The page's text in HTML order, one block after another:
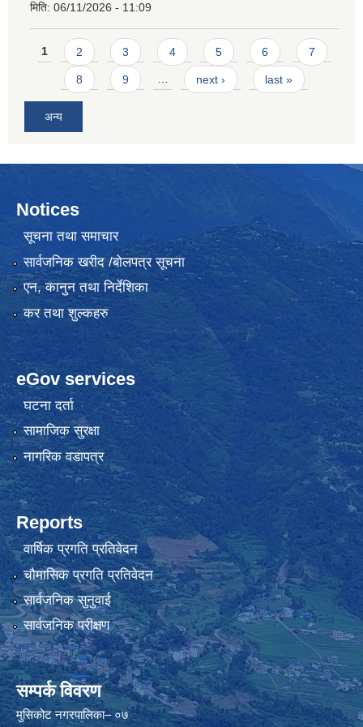
मिति: 06/11/2026 - 11:09
Pages
1 2 3 4 5 6 7
8 9 … next › last »
अन्य
Notices
सूचना तथा समाचार
सार्वजनिक खरीद /बोलपत्र सूचना
एन, कानुन तथा निर्देशिका
कर तथा शुल्कहरु
eGov services
घटना दर्ता
सामाजिक सुरक्षा
नागरिक वडापत्र
Reports
वार्षिक प्रगति प्रतिवेदन
चौमासिक प्रगति प्रतिवेदन
सार्वजनिक सुनुवाई
सार्वजनिक परीक्षण
सम्पर्क विवरण
मुसिकोट नगरपालिका– ०७